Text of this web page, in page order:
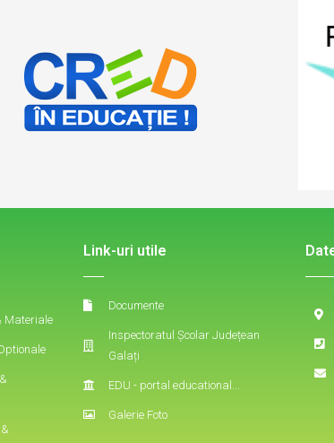
Materiale
Link-uri utile
Documente
Inspectoratul Școlar Județean
Galați
EDU - portal educational...
Galerie Foto